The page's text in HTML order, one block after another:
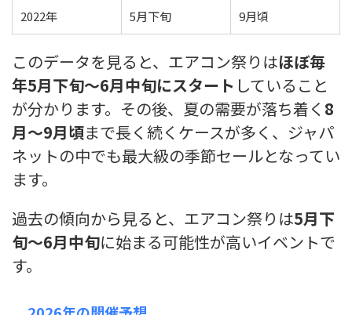
2022年 5月下旬 9月頃
このデータを見ると、エアコン祭りはほぼ毎
年5月下旬〜6月中旬にスタート していること
が分かります。その後、夏の需要が落ち着く 8
月〜9月頃まで長く続くケースが多く、ジャパ
ネットの中でも最大級の季節セールとなってい
ます。
過去の傾向から見ると、エアコン祭りは5月下
旬〜6月中旬に始まる可能性が高いイベントで
す。